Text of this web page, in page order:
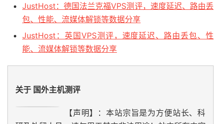
JustHost：德国法兰克福VPS测评，速度延迟、路由丢
包、性能、流媒体解锁等数据分享
JustHost：英国VPS测评，速度延迟、路由丢包、性
能、流媒体解锁等数据分享
关于 国外主机测评
【声明】：本站宗旨是为方便站长、科